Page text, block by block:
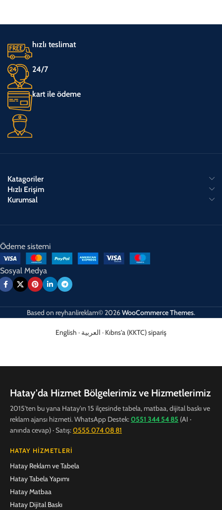
hızlı teslimat
24/7
kart ile ödeme
Katagoriler
Hızlı Erişim
Kurumsal
Ödeme sistemi
Sosyal Medya
Based on reyhanlireklam© 2026WooCommerce Themes.
English · العربية · Kıbrıs'a (KKTC) sipariş
Hatay'da Hizmet Bölgelerimiz ve Hizmetlerimiz
2015'ten bu yana Hatay'ın 15 ilçesinde tabela, matbaa, dijital baskı ve
reklam ajansı hizmeti. WhatsApp Destek:0551 344 54 85 (AI ·
anında cevap) · Satış:0555 074 08 81
HATAY HIZMETLERI
Hatay Reklam ve Tabela
Hatay Tabela Yapımı
Hatay Matbaa
Hatay Dijital Baskı